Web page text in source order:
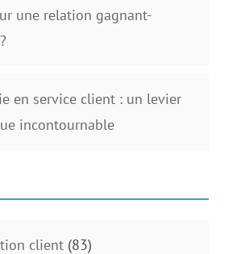
une relation gagnant-
en service client : un levier
incontournable
client(83)